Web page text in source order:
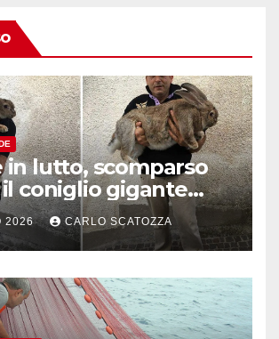
in lutto, scomparso
il coniglio gigante
2026 CARLO SCATOZZA